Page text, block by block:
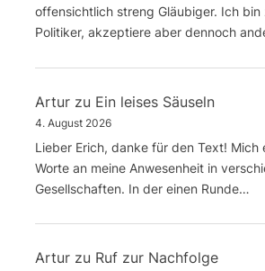
offensichtlich streng Gläubiger. Ich bin
Politiker, akzeptiere aber dennoch
Artur zu Ein leises Säuseln
4. August 2026
Lieber Erich, danke für den Text! Mich
Worte an meine Anwesenheit in
Gesellschaften. In der einen Runde…
Artur zu Ruf zur Nachfolge